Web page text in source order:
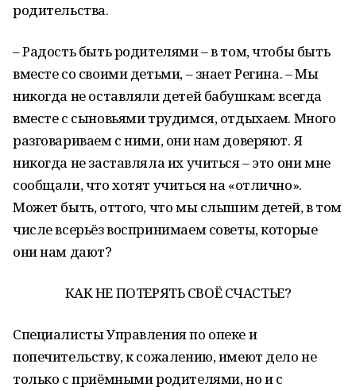
родительства.
– Радость быть родителями – в том, чтобы быть
вместе со своими детьми, – знает Регина. – Мы
никогда не оставляли детей бабушкам: всегда
вместе с сыновьями трудимся, отдыхаем. Много
разговариваем с ними, они нам доверяют. Я
никогда не заставляла их учиться – это они мне
сообщали, что хотят учиться на «отлично».
Может быть, оттого, что мы слышим детей, в том
числе всерьёз воспринимаем советы, которые
они нам дают?
КАК НЕ ПОТЕРЯТЬ СВОЁ СЧАСТЬЕ?
Специалисты Управления по опеке и
попечительству, к сожалению, имеют дело не
только с приёмными родителями, но и с